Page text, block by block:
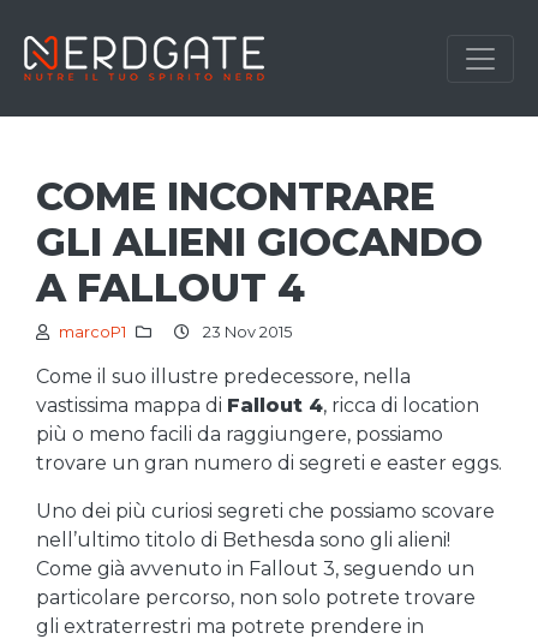
COME INCONTRARE
GLI ALIENI GIOCANDO
A FALLOUT 4
marcoP1 23 Nov 2015
Come il suo illustre predecessore, nella
vastissima mappa di Fallout 4, ricca di location
più o meno facili da raggiungere, possiamo
trovare un gran numero di segreti e easter eggs.
Uno dei più curiosi segreti che possiamo scovare
nell’ultimo titolo di Bethesda sono gli alieni!
Come già avvenuto in Fallout 3, seguendo un
particolare percorso, non solo potrete trovare
gli extraterrestri ma potrete prendere in